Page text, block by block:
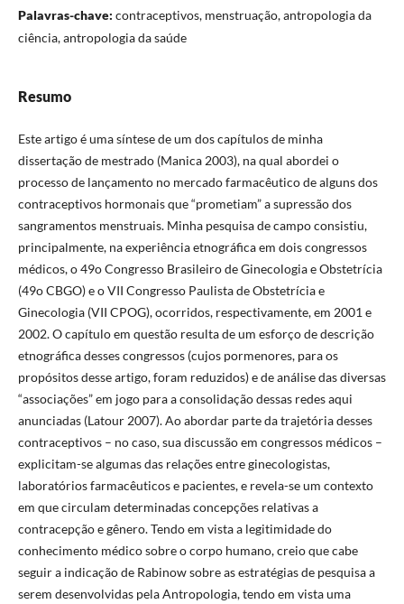
Palavras-chave: contraceptivos, menstruação, antropologia da
ciência, antropologia da saúde
Resumo
Este artigo é uma síntese de um dos capítulos de minha
dissertação de mestrado (Manica 2003), na qual abordei o
processo de lançamento no mercado farmacêutico de alguns dos
contraceptivos hormonais que “prometiam” a supressão dos
sangramentos menstruais. Minha pesquisa de campo consistiu,
principalmente, na experiência etnográfica em dois congressos
médicos, o 49o Congresso Brasileiro de Ginecologia e Obstetrícia
(49o CBGO) e o VII Congresso Paulista de Obstetrícia e
Ginecologia (VII CPOG), ocorridos, respectivamente, em 2001 e
2002. O capítulo em questão resulta de um esforço de descrição
etnográfica desses congressos (cujos pormenores, para os
propósitos desse artigo, foram reduzidos) e de análise das diversas
“associações” em jogo para a consolidação dessas redes aqui
anunciadas (Latour 2007). Ao abordar parte da trajetória desses
contraceptivos – no caso, sua discussão em congressos médicos –
explicitam-se algumas das relações entre ginecologistas,
laboratórios farmacêuticos e pacientes, e revela-se um contexto
em que circulam determinadas concepções relativas a
contracepção e gênero. Tendo em vista a legitimidade do
conhecimento médico sobre o corpo humano, creio que cabe
seguir a indicação de Rabinow sobre as estratégias de pesquisa a
serem desenvolvidas pela Antropologia, tendo em vista uma